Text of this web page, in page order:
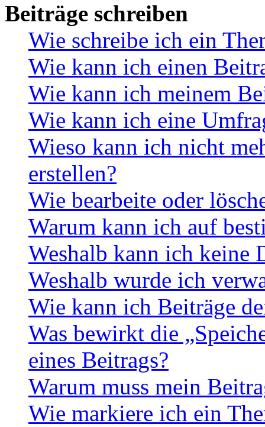
Beiträge schreiben
Wie schreibe ich ein
Wie kann ich einen
Wie kann ich meinem
Wie kann ich eine
Wieso kann ich nicht
erstellen?
Wie bearbeite oder
Warum kann ich auf
Weshalb kann ich keine
Weshalb wurde ich
Wie kann ich Beiträge
Was bewirkt die
eines Beitrags?
Warum muss mein
Wie markiere ich ein